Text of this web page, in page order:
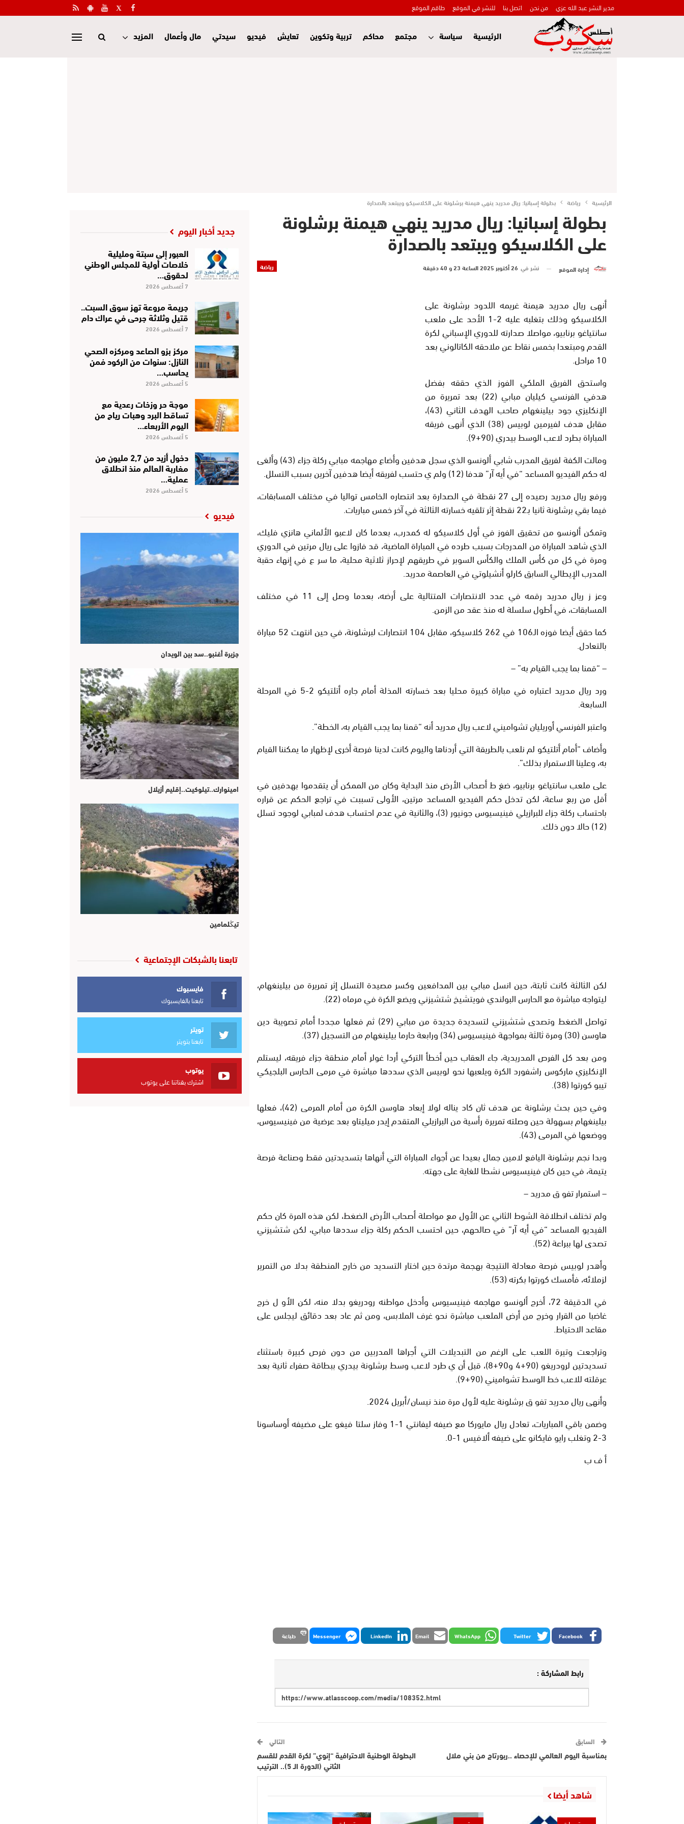
مدير النشر عبد الله عزي من نحن اتصل بنا للنشر في الموقع طاقم الموقع
الرئيسية سياسة مجتمع محاكم تربية وتكوين تعايش فيديو سيدتي مال وأعمال المزيد
الرئيسية رياضة بطولة إسبانيا: ريال مدريد ينهي هيمنة برشلونة على الكلاسيكو ويبتعد بالصدارة
بطولة إسبانيا: ريال مدريد ينهي هيمنة برشلونة
على الكلاسيكو ويبتعد بالصدارة
رياضة إدارة الموقع نشر في 26 أكتوبر 2025 الساعة 23 و 40 دقيقة
أنهى ريال مدريد هيمنة غريمه اللدود برشلونة على
الكلاسيكو وذلك بتغلبه عليه 2-1 الأحد على ملعب
سانتياغو برنابيو، مواصلا صدارته للدوري الإسباني لكرة
القدم ومبتعدا بخمس نقاط عن ملاحقه الكاتالوني بعد
10 مراحل.
واستحق الفريق الملكي الفوز الذي حققه بفضل
هدفي الفرنسي كيليان مبابي (22) بعد تمريرة من
الإنكليزي جود بيلينغهام صاحب الهدف الثاني (43)،
مقابل هدف لفيرمين لوبيس (38) الذي أنهى فريقه
المباراة بطرد لاعب الوسط بيدري (90+9).
ومالت الكفة لفريق المدرب شابي ألونسو الذي سجل هدفين وأضاع مهاجمه مبابي ركلة جزاء (43) وألغى
له حكم الفيديو المساعد “في أيه آر” هدفا (12) ولم ي حتسب لفريقه أيضا هدفين آخرين بسبب التسلل.
ورفع ريال مدريد رصيده إلى 27 نقطة في الصدارة بعد انتصاره الخامس تواليا في مختلف المسابقات،
فيما بقي برشلونة ثانيا بـ22 نقطة إثر تلقيه خسارته الثالثة في آخر خمس مباريات.
وتمكن ألونسو من تحقيق الفوز في أول كلاسيكو له كمدرب، بعدما كان لاعبو الألماني هانزي فليك،
الذي شاهد المباراة من المدرجات بسبب طرده في المباراة الماضية، قد فازوا على ريال مرتين في الدوري
ومرة في كل من كأس الملك والكأس السوبر في طريقهم لإحراز ثلاثية محلية، ما سر ع في إنهاء حقبة
المدرب الإيطالي السابق كارلو أنشيلوتي في العاصمة مدريد.
وعز ز ريال مدريد رقمه في عدد الانتصارات المتتالية على أرضه، بعدما وصل إلى 11 في مختلف
المسابقات، في أطول سلسلة له منذ عقد من الزمن.
كما حقق أيضا فوزه الـ106 في 262 كلاسيكو، مقابل 104 انتصارات لبرشلونة، في حين انتهت 52 مباراة
بالتعادل.
– “قمنا بما يجب القيام به” –
ورد ريال مدريد اعتباره في مباراة كبيرة محليا بعد خسارته المذلة أمام جاره أتلتيكو 2-5 في المرحلة
السابعة.
واعتبر الفرنسي أوريليان تشواميني لاعب ريال مدريد أنه “قمنا بما يجب القيام به، الخطة”.
وأضاف “أمام أتلتيكو لم نلعب بالطريقة التي أردناها واليوم كانت لدينا فرصة أخرى لإظهار ما يمكننا القيام
به، وعلينا الاستمرار بذلك”.
على ملعب سانتياغو برنابيو، ضغ ط أصحاب الأرض منذ البداية وكان من الممكن أن يتقدموا بهدفين في
أقل من ربع ساعة، لكن تدخل حكم الفيديو المساعد مرتين، الأولى تسببت في تراجع الحكم عن قراره
باحتساب ركلة جزاء للبرازيلي فينيسيوس جونيور (3)، والثانية في عدم احتساب هدف لمبابي لوجود تسلل
(12) حالا دون ذلك.
لكن الثالثة كانت ثابتة، حين انسل مبابي بين المدافعين وكسر مصيدة التسلل إثر تمريرة من بيلينغهام،
ليتواجه مباشرة مع الحارس البولندي فويتشيخ شتشيزني ويضع الكرة في مرماه (22).
تواصل الضغط وتصدى شتشيزني لتسديدة جديدة من مبابي (29) ثم فعلها مجددا أمام تصويبة دين
هاوسن (30) ومرة ثالثة بمواجهة فينيسيوس (34) ورابعة حارما بيلينغهام من التسجيل (37).
ومن بعد كل الفرص المدريدية، جاء العقاب حين أخطأ التركي أردا غولر أمام منطقة جزاء فريقه، ليستلم
الإنكليزي ماركوس راشفورد الكرة ويلعبها نحو لوبيس الذي سددها مباشرة في مرمى الحارس البلجيكي
تيبو كورتوا (38).
وفي حين بحث برشلونة عن هدف ثان كاد يناله لولا إبعاد هاوسن الكرة من أمام المرمى (42)، فعلها
بيلينغهام بسهولة حين وصلته تمريرة رأسية من البرازيلي المتقدم إيدر ميليتاو بعد عرضية من فينيسيوس،
ووضعها في المرمى (43).
وبدا نجم برشلونة اليافع لامين جمال بعيدا عن أجواء المباراة التي أنهاها بتسديدتين فقط وصناعة فرصة
يتيمة، في حين كان فينيسيوس نشطا للغاية على جهته.
– استمرار تفو ق مدريد –
ولم تختلف انطلاقة الشوط الثاني عن الأول مع مواصلة أصحاب الأرض الضغط، لكن هذه المرة كان حكم
الفيديو المساعد “في أيه آر” في صالحهم، حين احتسب الحكم ركلة جزاء سددها مبابي، لكن شتشيزني
تصدى لها ببراعة (52).
وأهدر لوبيس فرصة معادلة النتيجة بهجمة مرتدة حين اختار التسديد من خارج المنطقة بدلا من التمرير
لزملائه، فأمسك كورتوا بكرته (53).
في الدقيقة 72، أخرج ألونسو مهاجمه فينيسيوس وأدخل مواطنه رودريغو بدلا منه، لكن الأو ل خرج
غاضبا من القرار وخرج من أرض الملعب مباشرة نحو غرف الملابس، ومن ثم عاد بعد دقائق ليجلس على
مقاعد الاحتياط.
وتراجعت وتيرة اللعب على الرغم من التبديلات التي أجراها المدربين من دون فرص كبيرة باستثناء
تسديدتين لرودريغو (90+4 و90+8)، قبل أن ي طرد لاعب وسط برشلونة بيدري ببطاقة صفراء ثانية بعد
عرقلته للاعب خط الوسط تشواميني (90+9).
وأنهى ريال مدريد تفو ق برشلونة عليه لأول مرة منذ نيسان/أبريل 2024.
وضمن باقي المباريات، تعادل ريال مايوركا مع ضيفه ليفانتي 1-1 وفاز سلتا فيغو على مضيفه أوساسونا
3-2 وتغلب رايو فايكانو على ضيفه ألافيس 1-0.
أ ف ب
Facebook
Twitter
WhatsApp
Email
LinkedIn
Messenger طباعة
رابط المشاركة :
السابق
بمناسبة اليوم العالمي للإحصاء ..ربورتاج من بني ملال
التالي
البطولة الوطنية الاحترافية “إنوي” لكرة القدم للقسم
الثاني (الدورة الـ 5).. الترتيب
شاهد أيضا
جديد أخبار اليوم
العبور إلى سبتة ومليلية
خلاصات أولية للمجلس الوطني
لحقوق…
7 أغسطس 2026
جريمة مروعة تهز سوق السبت..
قتيل وثلاثة جرحى في عراك دام
7 أغسطس 2026
مركز بزو الصاعد ومركزه الصحي
النازل: سنوات من الركود فمن
يحاسب…
5 أغسطس 2026
موجة حر وزخات رعدية مع
تساقط البرد وهبات رياح من
اليوم الأربعاء…
5 أغسطس 2026
دخول أزيد من 2,7 مليون من
مغاربة العالم منذ انطلاق
عملية…
5 أغسطس 2026
فيديو
جزيرة أغنبو..سد بين الويدان
امينوارك..تيلوكيت..إقليم أزيلال
تيڭلمامين
تابعنا بالشبكات الإجتماعية
فايسبوك
تابعنا بالفايسبوك
تويتر
تابعنا بتويتر
يوتوب
اشترك بقناتنا على يوتوب